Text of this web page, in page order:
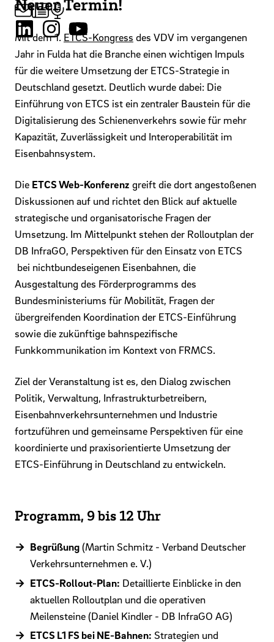
Mit dem 1. ETCS-Kongress des VDV im vergangenen
Jahr in Fulda hat die Branche einen wichtigen Impuls
für die weitere Umsetzung der ETCS-Strategie in
Deutschland gesetzt. Deutlich wurde dabei: Die
Einführung von ETCS ist ein zentraler Baustein für die
Digitalisierung des Schienenverkehrs sowie für mehr
Kapazität, Zuverlässigkeit und Interoperabilität im
Eisenbahnsystem.
Die ETCS Web-Konferenz greift die dort angestoßenen
Diskussionen auf und richtet den Blick auf aktuelle
strategische und organisatorische Fragen der
Umsetzung. Im Mittelpunkt stehen der Rolloutplan der
DB InfraGO, Perspektiven für den Einsatz von ETCS
bei nichtbundeseigenen Eisenbahnen, die
Ausgestaltung des Förderprogramms des
Bundesministeriums für Mobilität, Fragen der
übergreifenden Koordination der ETCS-Einführung
sowie die zukünftige bahnspezifische
Funkkommunikation im Kontext von FRMCS.
Ziel der Veranstaltung ist es, den Dialog zwischen
Politik, Verwaltung, Infrastrukturbetreibern,
Eisenbahnverkehrsunternehmen und Industrie
fortzuführen und gemeinsame Perspektiven für eine
koordinierte und praxisorientierte Umsetzung der
ETCS-Einführung in Deutschland zu entwickeln.
Programm, 9 bis 12 Uhr
Begrüßung(Martin Schmitz - Verband Deutscher
Verkehrsunternehmen e. V.)
ETCS-Rollout-Plan: Detaillierte Einblicke in den
aktuellen Rolloutplan und die operativen
Meilensteine (Daniel Kindler - DB InfraGO AG)
ETCS L1 FS bei NE-Bahnen: Strategien und